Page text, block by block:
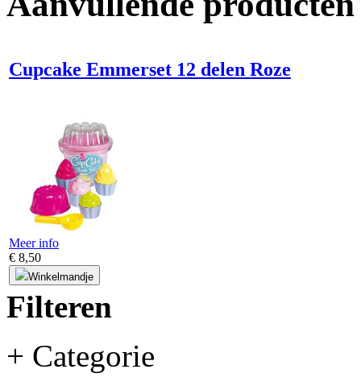
Cupcake Emmerset 12 delen Roze
Meer info
€ 8,50
Winkelmandje
Filteren
+ Categorie